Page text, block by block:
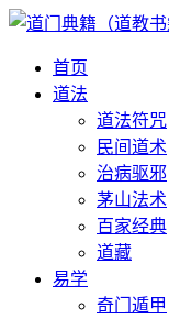
首页
道法
道法符咒
民间道术
治病驱邪
茅山法术
百家经典
道藏
易学
奇门遁甲